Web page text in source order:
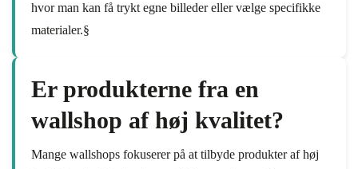
hvor man kan få trykt egne billeder eller vælge specifikke
materialer.§
Er produkterne fra en
wallshop af høj kvalitet?
Mange wallshops fokuserer på at tilbyde produkter af høj